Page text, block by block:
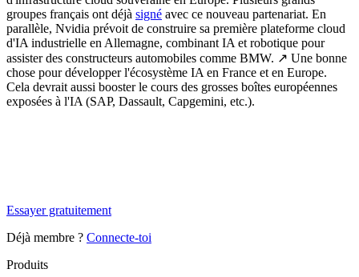
groupes français ont déjà signé avec ce nouveau partenariat. En
parallèle, Nvidia prévoit de construire sa première plateforme cloud
d'IA industrielle en Allemagne, combinant IA et robotique pour
assister des constructeurs automobiles comme BMW. ↗️ Une bonne
chose pour développer l'écosystème IA en France et en Europe.
Cela devrait aussi booster le cours des grosses boîtes européennes
exposées à l'IA (SAP, Dassault, Capgemini, etc.).
Essayer gratuitement
Déjà membre ? Connecte-toi
Produits